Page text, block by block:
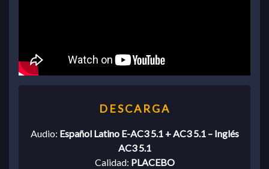
Audio: Español Latino E-AC3 5.1 + AC3 5.1 – Inglés
AC3 5.1
Calidad: PLACEBO